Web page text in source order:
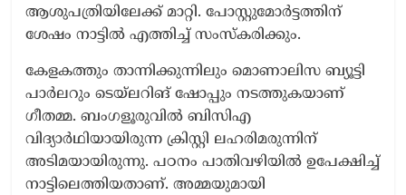
ആശുപത്രിയിലേക്ക് മാറ്റി. പോസ്റ്റുമോർട്ടത്തിന്
ശേഷം നാട്ടിൽ എത്തിച്ച് സംസ്കരിക്കും.
കേളകത്തും താന്നിക്കുന്നിലും മൊണാലിസ ബ്യൂട്ടി
പാർലറും ടെയ്‌ലറിങ് ഷോപ്പും നടത്തുകയാണ്
ഗീതമ്മ. ബംഗളൂരുവിൽ ബിസിഎ
വിദ്യാർഥിയായിരുന്ന ക്രിസ്റ്റി ലഹരിമരുന്നിന്
അടിമയായിരുന്നു. പഠനം പാതിവഴിയിൽ ഉപേക്ഷിച്ച്
നാട്ടിലെത്തിയതാണ്. അമ്മയുമായി